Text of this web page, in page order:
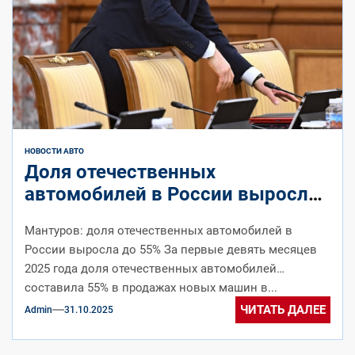
НОВОСТИ АВТО
Доля отечественных
автомобилей в России выросла
Мантуров: доля отечественных автомобилей в
России выросла до 55% За первые девять месяцев
2025 года доля отечественных автомобилей
составила 55% в продажах новых машин в...
Admin 31.10.2025 ЧИТАТЬ ДАЛЕЕ